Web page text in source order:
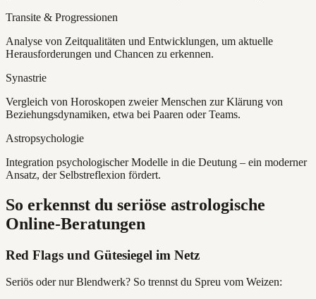
Transite & Progressionen
Analyse von Zeitqualitäten und Entwicklungen, um aktuelle
Herausforderungen und Chancen zu erkennen.
Synastrie
Vergleich von Horoskopen zweier Menschen zur Klärung von
Beziehungsdynamiken, etwa bei Paaren oder Teams.
Astropsychologie
Integration psychologischer Modelle in die Deutung – ein moderner
Ansatz, der Selbstreflexion fördert.
So erkennst du seriöse astrologische
Online-Beratungen
Red Flags und Gütesiegel im Netz
Seriös oder nur Blendwerk? So trennst du Spreu vom Weizen: